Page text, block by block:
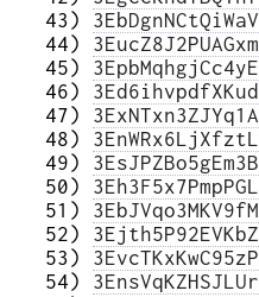
   43)
   44)
   45)
   46)
   47)
   48)
   49)
   50)
   51)
   52)
   53)
   54)